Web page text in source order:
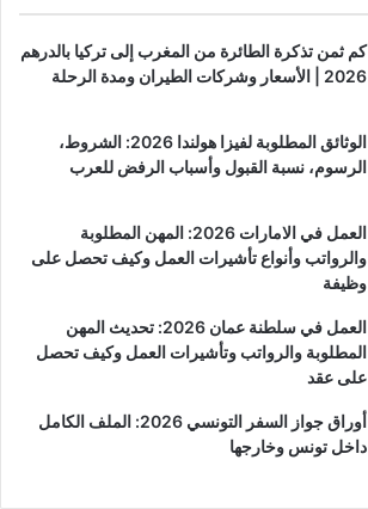
كم ثمن تذكرة الطائرة من المغرب إلى تركيا بالدرهم
2026 | الأسعار وشركات الطيران ومدة الرحلة
الوثائق المطلوبة لفيزا هولندا 2026: الشروط،
الرسوم، نسبة القبول وأسباب الرفض للعرب
العمل في الامارات 2026: المهن المطلوبة
والرواتب وأنواع تأشيرات العمل وكيف تحصل على
وظيفة
العمل في سلطنة عمان 2026: تحديث المهن
المطلوبة والرواتب وتأشيرات العمل وكيف تحصل
على عقد
أوراق جواز السفر التونسي 2026: الملف الكامل
داخل تونس وخارجها